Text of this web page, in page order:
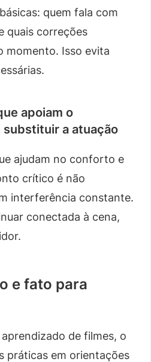
quem fala com
quais correções
momento. Isso evita
apoiam o
a atuação
ajudam no conforto e
crítico é não
interferência constante.
conectada à cena,
e fato para
de filmes, o
práticas em orientações